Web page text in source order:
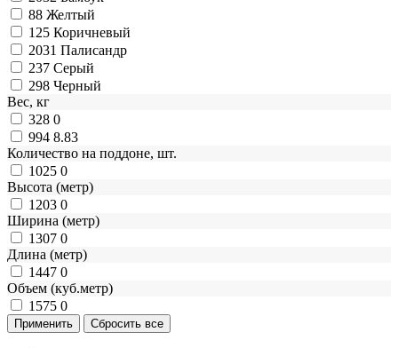
88 Желтый
125 Коричневый
2031 Палисандр
237 Серый
298 Черный
Вес, кг
328 0
994 8.83
Количество на поддоне, шт.
1025 0
Высота (метр)
1203 0
Ширина (метр)
1307 0
Длина (метр)
1447 0
Объем (куб.метр)
1575 0